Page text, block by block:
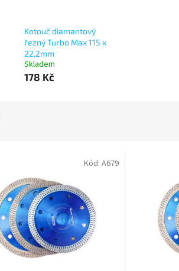
Kotouč diamantový
řezný Turbo Max 115 x
22,2mm
Skladem
178 Kč
Kód: A679